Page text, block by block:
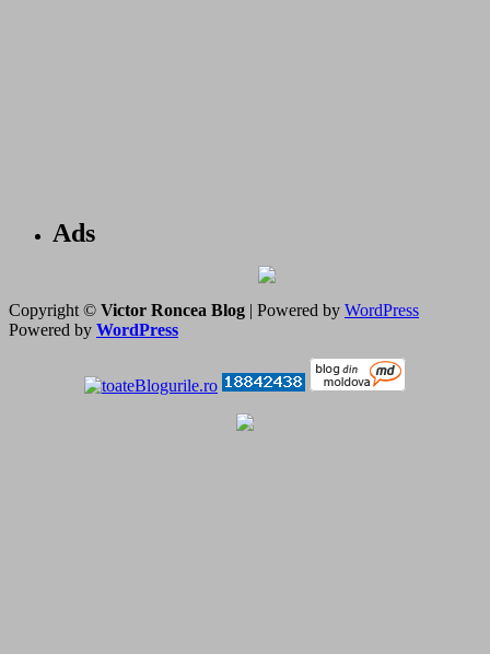
Ads
Copyright © Victor Roncea Blog | Powered by WordPress
Powered by WordPress